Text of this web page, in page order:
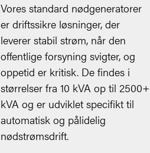
Vores standard nødgeneratorer
er driftssikre løsninger, der
leverer stabil strøm, når den
offentlige forsyning svigter, og
oppetid er kritisk. De findes i
størrelser fra 10 kVA op til 2500+
kVA og er udviklet specifikt til
automatisk og pålidelig
nødstrømsdrift.